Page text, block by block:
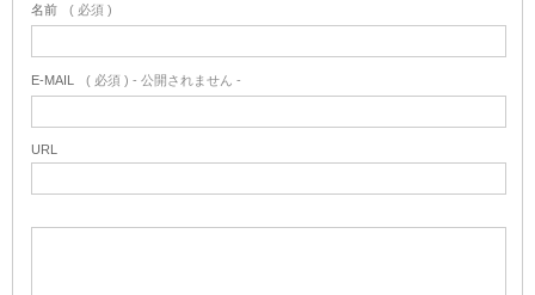
名前 ( 必須 )
E-MAIL ( 必須 ) - 公開されません -
URL